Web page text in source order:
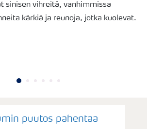
sinisen vihreitä, vanhimmissa
kärkiä ja reunoja, jotka kuolevat.
puutos pahentaa